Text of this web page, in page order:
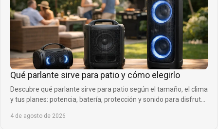
Qué parlante sirve para patio y cómo elegirlo
Descubre qué parlante sirve para patio según el tamaño, el clima
y tus planes: potencia, batería, protección y sonido para disfrutar
4 de agosto de 2026